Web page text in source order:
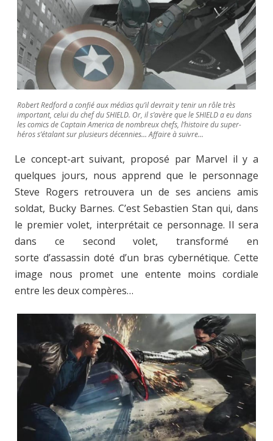
Robert Redford a confié aux médias qu’il devrait y tenir un rôle très
important, celui du chef du SHIELD. Or, il s’avère que le SHIELD a eu dans
les comics de Captain America de nombreux chefs, l’histoire du super-
héros s’étalant sur plusieurs décennies… Affaire à suivre…
Le concept-art suivant, proposé par Marvel il y a
quelques jours, nous apprend que le personnage
Steve Rogers retrouvera un de ses anciens amis
soldat, Bucky Barnes. C’est Sebastien Stan qui, dans
le premier volet, interprétait ce personnage. Il sera
dans ce second volet, transformé en
sorte d’assassin doté d’un bras cybernétique. Cette
image nous promet une entente moins cordiale
entre les deux compères…